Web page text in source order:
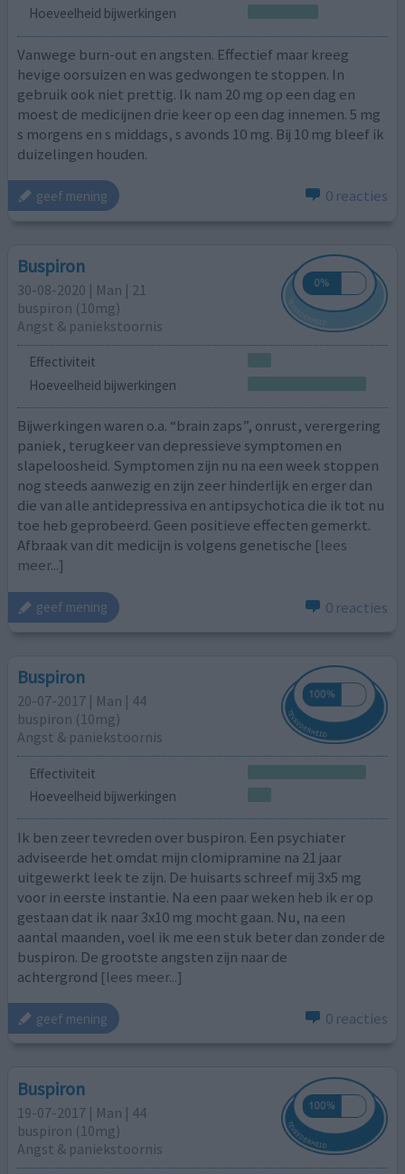
Hoeveelheid bijwerkingen
Vanwege burn-out en angsten. Effectief maar kreeg
hevige oorsuizen en was gedwongen te stoppen. In
gebruik ook niet prettig. Ik nam 20 mg op een dag en
moest de medicijnen drie keer op een dag innemen. 5 mg
s morgens en s middags, s avonds 10 mg. Bij 10 mg bleef ik
duizelingen houden.
geef mening 0 reacties
Buspiron
30-08-2020 | Man | 21
buspiron (10mg)
Angst & paniekstoornis
Effectiviteit
Hoeveelheid bijwerkingen
Bijwerkingen waren o.a. “brain zaps”, onrust, verergering
paniek, terugkeer van depressieve symptomen en
slapeloosheid. Symptomen zijn nu na een week stoppen
nog steeds aanwezig en zijn zeer hinderlijk en erger dan
die van alle antidepressiva en antipsychotica die ik tot nu
toe heb geprobeerd. Geen positieve effecten gemerkt.
Afbraak van dit medicijn is volgens genetische [lees
meer...]
geef mening 0 reacties
Buspiron
20-07-2017 | Man | 44
buspiron (10mg)
Angst & paniekstoornis
Effectiviteit
Hoeveelheid bijwerkingen
Ik ben zeer tevreden over buspiron. Een psychiater
adviseerde het omdat mijn clomipramine na 21 jaar
uitgewerkt leek te zijn. De huisarts schreef mij 3x5 mg
voor in eerste instantie. Na een paar weken heb ik er op
gestaan dat ik naar 3x10 mg mocht gaan. Nu, na een
aantal maanden, voel ik me een stuk beter dan zonder de
buspiron. De grootste angsten zijn naar de
achtergrond [lees meer...]
geef mening 0 reacties
Buspiron
19-07-2017 | Man | 44
buspiron (10mg)
Angst & paniekstoornis